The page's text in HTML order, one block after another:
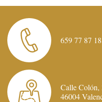
659 77 87 18
Calle Colón,
46004